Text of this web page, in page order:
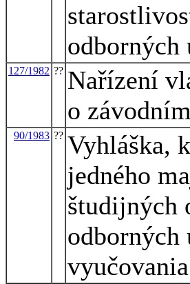
odborných
127/1982 ?? Nařízení
o
90/1983 ?? Vyhláška,
jedného
študijných
odborných
vyučovania